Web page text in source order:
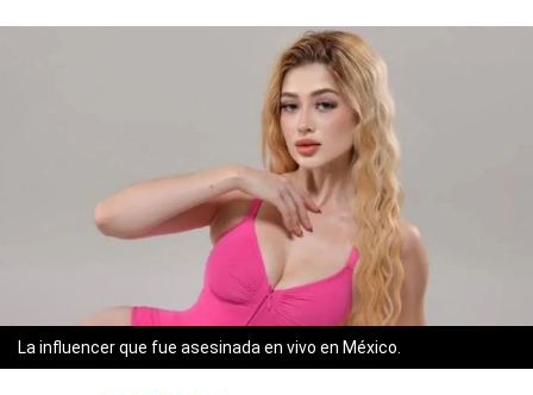
La influencer que fue asesinada en vivo en México.